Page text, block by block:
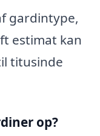
gardintype,
estimat kan
titusinde
op?